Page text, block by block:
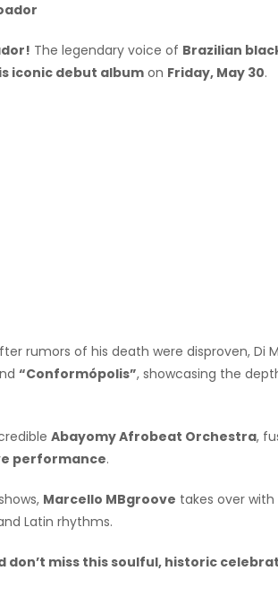
The legendary voice of Brazilian
iconic debut album on Friday, May 30.
rumors of his death were disproven, Di
“Conformópolis”, showcasing the
Abayomy Afrobeat Orchestra,
performance.
Marcello MBgroove takes over with
Latin rhythms.
don’t miss this soulful, historic